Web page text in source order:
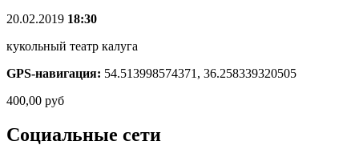
20.02.2019 18:30
кукольный театр калуга
GPS-навигация: 54.513998574371, 36.258339320505
400,00 руб
Социальные сети